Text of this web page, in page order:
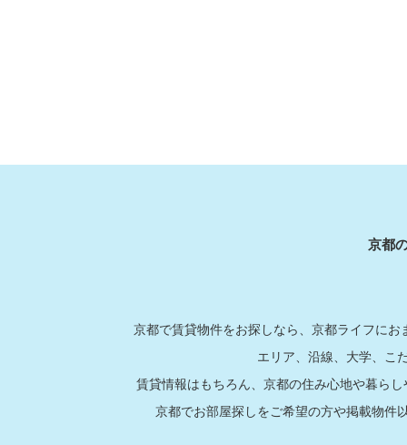
京都
京都で賃貸物件をお探しなら、京都ライフに
エリア、沿線、大学、こ
賃貸情報はもちろん、京都の住み心地や暮ら
京都でお部屋探しをご希望の方や掲載物件